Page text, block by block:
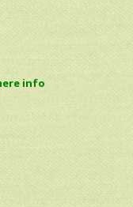
info